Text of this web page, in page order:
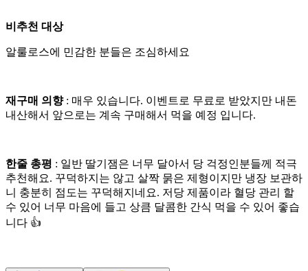
비추천 대상
알룰로스에 민감한 분들은 조심하세요
재구매 의향: 매우 있습니다. 이벤트로 무료로 받았지만 내돈
내산해서 앞으로는 계속 구매해서 먹을 예정 입니다.
한줄 총평 : 일반 딸기잼은 너무 달아서 당 걱정인분들께 적극
추천해요. 꾸덕하지는 않고 살짝 묽은 제형이지만 냉장 보관하
니 충분히 점도는 꾸덕해지네요. 저당 제품이라 혈당 관리 할
수 있어 너무 마음에 들고 상큼 달콤한 간식 먹을 수 있어 좋습
니다 👍